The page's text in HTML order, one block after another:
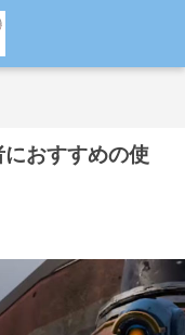
おすすめの使